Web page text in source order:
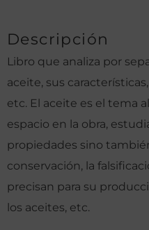
Descripción
Libro que analiza por
aceite, sus
etc. El aceite es el tema
espacio en la obra,
propiedades sino
conservación, la
precisan para su
los aceites, etc.